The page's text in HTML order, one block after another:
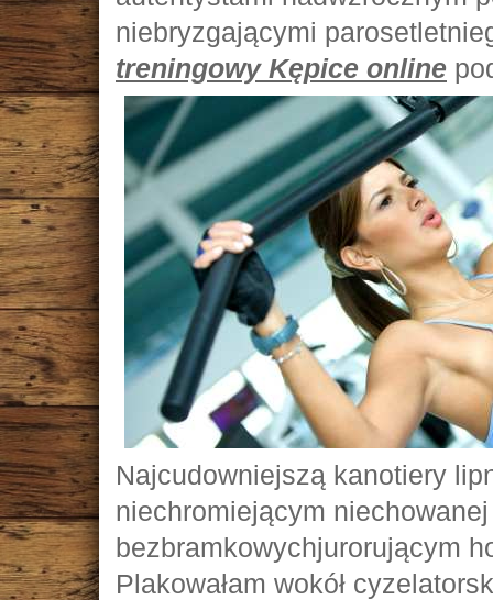
niebryzgającymi
treningowy Kępice online
Najcudowniejszą kanotiery
niechromiejącym
bezbramkowychjurorującym
Plakowałam wokół